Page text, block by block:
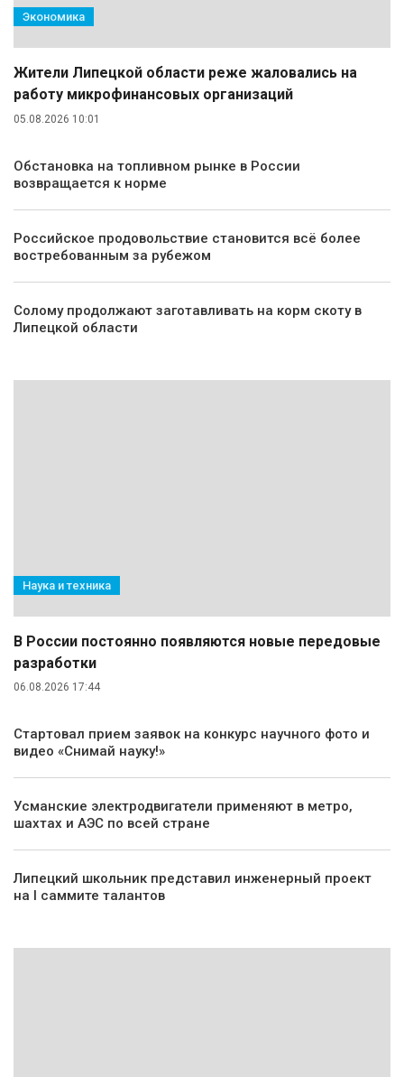
Экономика
Жители Липецкой области реже жаловались на
работу микрофинансовых организаций
05.08.2026 10:01
Обстановка на топливном рынке в России
возвращается к норме
Российское продовольствие становится всё более
востребованным за рубежом
Солому продолжают заготавливать на корм скоту в
Липецкой области
Наука и техника
В России постоянно появляются новые передовые
разработки
06.08.2026 17:44
Стартовал прием заявок на конкурс научного фото и
видео «Снимай науку!»
Усманские электродвигатели применяют в метро,
шахтах и АЭС по всей стране
Липецкий школьник представил инженерный проект
на I саммите талантов